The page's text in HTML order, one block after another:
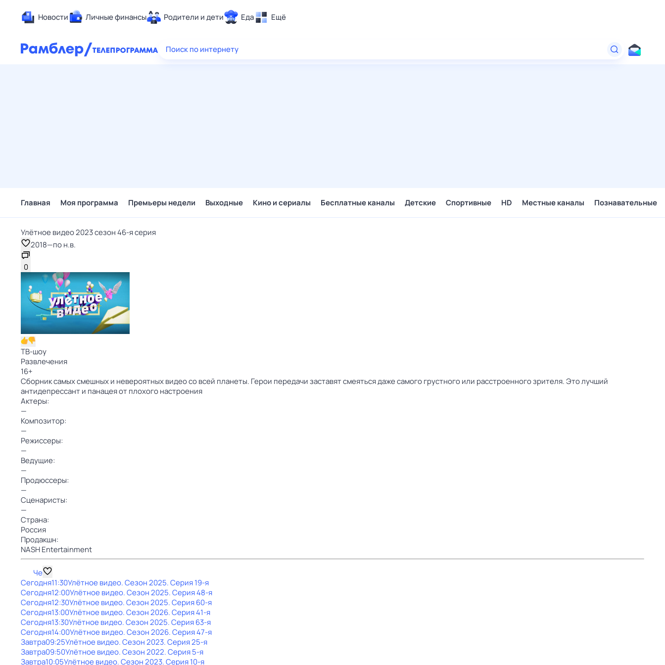
Новости Личные финансы Родители и дети Еда Ещё
Здоровье
Поиск по интернету
Главная Моя программа Премьеры недели Выходные Кино и сериалы Бесплатные каналы Детские Спортивные HD Местные каналы Познавательные
Улётное видео 2023 сезон 46-я серия
2018—по н.в.
0
ТВ-шоу
Развлечения
16+
Сборник самых смешных и невероятных видео со всей планеты. Герои передачи заставят смеяться даже самого грустного или расстроенного зрителя. Это лучший
антидепрессант и панацея от плохого настроения
Актеры:
—
Композитор:
—
Режиссеры:
—
Ведущие:
—
Продюссеры:
—
Сценаристы:
—
Страна:
Россия
Продакшн:
NASH Entertainment
Че
Сегодня11:30Улётное видео. Сезон 2025. Серия 19-я
Сегодня12:00Улётное видео. Сезон 2025. Серия 48-я
Сегодня12:30Улётное видео. Сезон 2025. Серия 60-я
Сегодня13:00Улётное видео. Сезон 2026. Серия 41-я
Сегодня13:30Улётное видео. Сезон 2025. Серия 63-я
Сегодня14:00Улётное видео. Сезон 2026. Серия 47-я
Завтра09:25Улётное видео. Сезон 2023. Серия 25-я
Завтра09:50Улётное видео. Сезон 2022. Серия 5-я
Завтра10:05Улётное видео. Сезон 2023. Серия 10-я